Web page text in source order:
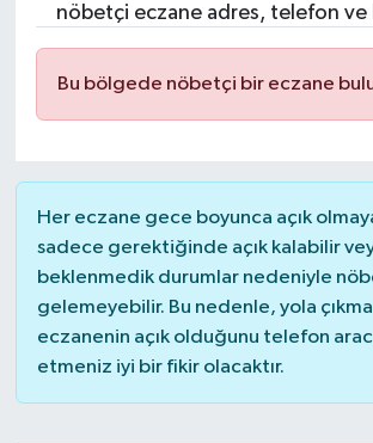
nöbetçi eczane adres, telefon ve
Bu bölgede nöbetçi bir eczane
Her eczane gece boyunca açık
sadece gerektiğinde açık kalabilir
beklenmedik durumlar nedeniyle
gelemeyebilir. Bu nedenle, yola
eczanenin açık olduğunu telefon
etmeniz iyi bir fikir olacaktır.